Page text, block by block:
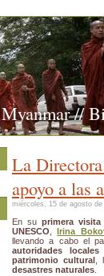
Myanmar //
La
apoyo a las
miércoles, 15 de agosto de
En su primera visita
UNESCO ,Irina
llevando a cabo el
autoridades locales
patrimonio cultural
desastres naturales